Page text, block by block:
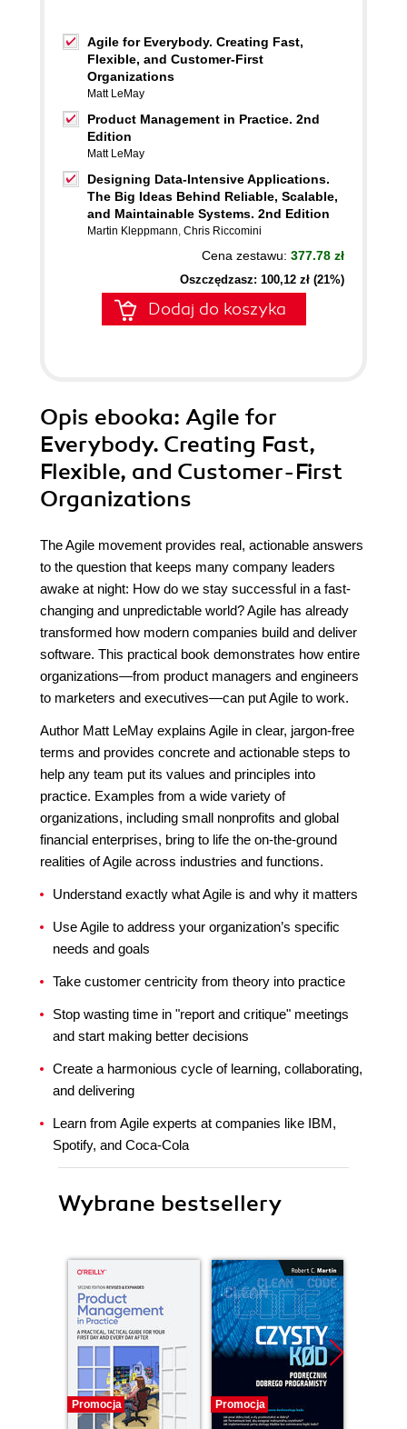
Agile for Everybody. Creating Fast,
Flexible, and Customer-First
Organizations
Matt LeMay
Product Management in Practice. 2nd
Edition
Matt LeMay
Designing Data-Intensive Applications.
The Big Ideas Behind Reliable, Scalable,
and Maintainable Systems. 2nd Edition
Martin Kleppmann, Chris Riccomini
Cena zestawu: 377.78 zł
Oszczędzasz: 100,12 zł (21%)
Dodaj do koszyka
Opis ebooka: Agile for
Everybody. Creating Fast,
Flexible, and Customer-First
Organizations
The Agile movement provides real, actionable answers
to the question that keeps many company leaders
awake at night: How do we stay successful in a fast-
changing and unpredictable world? Agile has already
transformed how modern companies build and deliver
software. This practical book demonstrates how entire
organizations—from product managers and engineers
to marketers and executives—can put Agile to work.
Author Matt LeMay explains Agile in clear, jargon-free
terms and provides concrete and actionable steps to
help any team put its values and principles into
practice. Examples from a wide variety of
organizations, including small nonprofits and global
financial enterprises, bring to life the on-the-ground
realities of Agile across industries and functions.
Understand exactly what Agile is and why it matters
Use Agile to address your organization’s specific
needs and goals
Take customer centricity from theory into practice
Stop wasting time in "report and critique" meetings
and start making better decisions
Create a harmonious cycle of learning, collaborating,
and delivering
Learn from Agile experts at companies like IBM,
Spotify, and Coca-Cola
Wybrane bestsellery
Promocja Promocja